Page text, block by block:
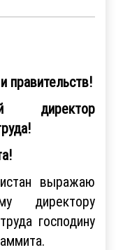
правительств!
директор
выражаю
директору
господину